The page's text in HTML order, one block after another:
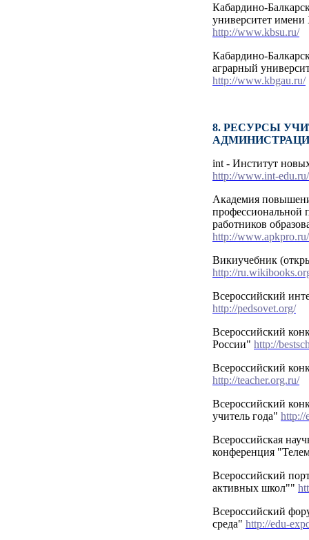
Кабардино-
университет
http://www.kbsu.ru/
Кабардино-
аграрный
http://www.kbgau.ru/
8. РЕСУРСЫ
int - Институт
http://www.int-edu.ru/
Академия
профессиональной
работников
http://www.apkpro.ru/
Викиучебник
http://
Всероссийский
http://pedsovet.org/
Всероссийский
России" http://
Всероссийский
http://teacher.org.ru/
Всероссийский
учитель года" http://
Всероссийская
конференция
Всероссийский
активных школ""
Всероссийский
среда" http://edu-